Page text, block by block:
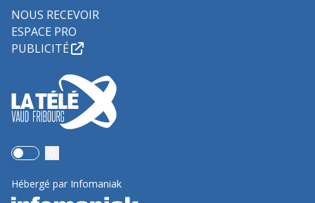
NOUS RECEVOIR
ESPACE PRO
PUBLICITÉ
Use setting
Hébergé par Infomaniak